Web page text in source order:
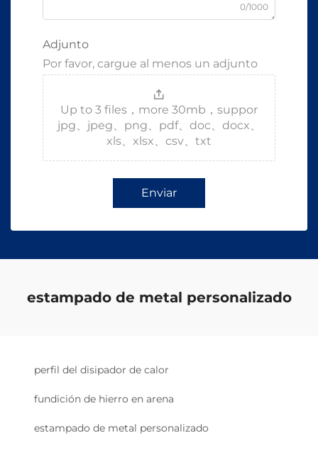
0/1000
Adjunto
Por favor, cargue al menos un adjunto
Up to 3 files，more 30mb，suppor
jpg、jpeg、png、pdf、doc、docx、
xls、xlsx、csv、txt
Enviar
estampado de metal personalizado
perfil del disipador de calor
fundición de hierro en arena
estampado de metal personalizado